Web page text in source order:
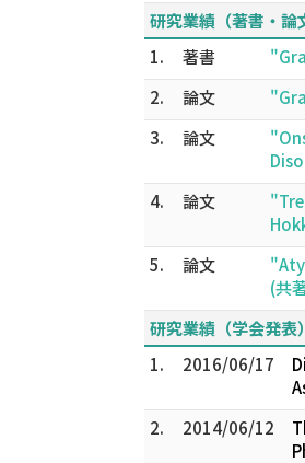
研究業績（著書・論
1.
著書
2.
論文
3.
論文
4.
論文
5.
論文
(共
研究業績（学会発表）
1.
2016/06/17
2.
2014/06/12